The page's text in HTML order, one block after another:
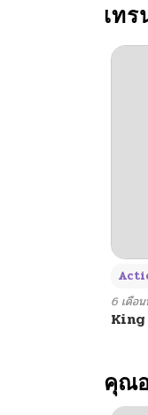
ตอนที่ 24
ตอนที่
ตอนที่
เท
6 เดือ
คุณ